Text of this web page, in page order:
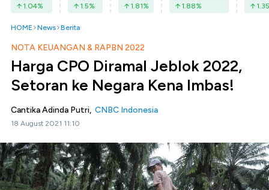
1.04% 1.5% 1.81% 1.88% 1.35
HOME News Berita
NOTA KEUANGAN & RAPBN 2022
Harga CPO Diramal Jeblok 2022,
Setoran ke Negara Kena Imbas!
Cantika Adinda Putri, CNBC Indonesia
18 August 2021 11:10